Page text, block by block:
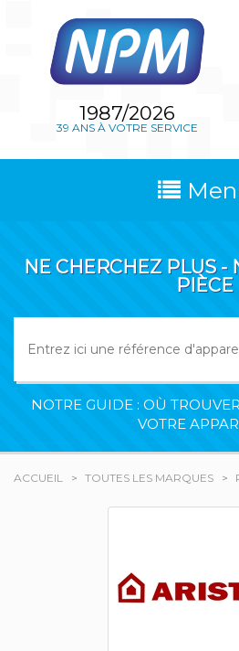
1987/2026
39 ANS À VOTRE SERVICE
NE CHERCHEZ PLUS -
PIÈCE
NOTRE GUIDE : OÙ
VOTRE
ACCUEIL TOUTES LES MARQUES